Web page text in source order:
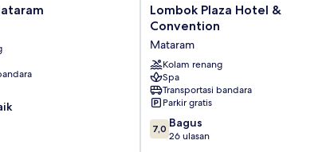
Lombok
Plaza
&
Convention
Mataram
Lombok Plaza Hotel &
Convention
Mataram
Kolam renang
Spa
Transportasi bandara
Parkir gratis
7.0
dari
7,0 Bagus
26 ulasan